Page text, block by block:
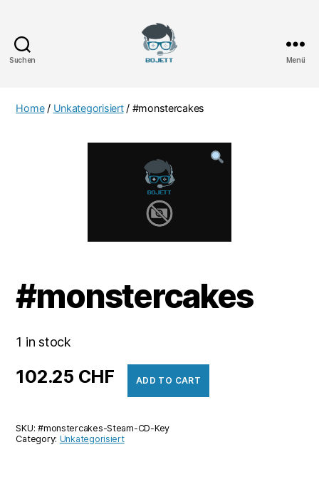
Suchen Menü
Home/ Unkategorisiert/ #monstercakes
#monstercakes
1 in stock
102.25 CHF ADD TO CART
SKU:#monstercakes-Steam-CD-Key
Category: Unkategorisiert